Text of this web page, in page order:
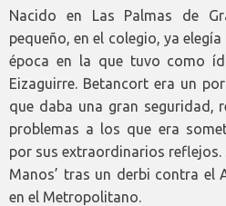
Nacido en Las Palmas de
pequeño, en el colegio, ya
época en la que tuvo como
Eizaguirre. Betancort era un
que daba una gran seguridad,
problemas a los que era
por sus extraordinarios reflejos.
Manos’ tras un derbi contra el
en el Metropolitano.